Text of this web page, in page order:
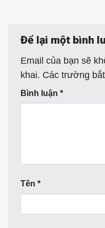
Để lại một bình
Email của bạn sẽ
khai. Các trường
Bình luận *
Tên *